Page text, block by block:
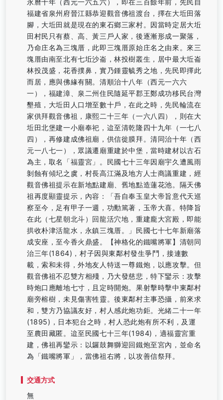
永曆十年（西元一六五六），即在三百餘年前，先民自
福建省泉州府晉江縣恭迎觀音佛祖渡台，擇在大坵田落
腳，大坵田就是現在的東石鄉三家村。因當時定居大坵
田村民只有蔡、高、黃三戶人家，後逐漸形成一聚落，
乃命庄名為三塊厝，此即三塊厝原始庄名之由來。來三
塊厝由南至北有七坵沙崙，林投樹叢生，居中最大坵崙
林投茂盛，花香撲鼻，實乃鍾靈毓秀之地，先民即擇此
而居，應與佛緣有關。清順治十八年（西元一六六
一），福建漳、泉二州住民隨延平郡王鄭成功移民台灣
墾殖，大坵田人口增至數十戶，在此之時，先民輪流在
家供拜觀音佛祖，康熙二十三年（一六八四），則在大
坵田北堡建一小廟奉祀，迨至清乾隆四十九年（一七八
四），再修建成佛祖廟，供信徙膜拜。清同治十年（西
元一八七一），眾議遷廟重建於中堡，當時建材以古石
為主，取名「福靈宮」。民國七十三年因廟宇久遭風雨
剝蝕有傾圮之虞，村長高江滿及地方人士商議重建，經
觀音佛祖提示在新地點建廟、舊地點造蓮花池。隔天佛
祖再度顯靈提示，內容：「吾自奉玉皇大帝旨意代天巡
察至今，足有甲子一週，功勳篤著，玉帝大喜。特降旨
在此（七星朝北斗）回龍活穴地，重建龐大宮殿，即能
拱收朴津活龍水，永鎮三塊厝。」民國七十七年新廟落
成安座，至今香火鼎盛。【神格化的鐵嘴將軍】清朝同
治三年(1864)，村子因與東鄰村發生爭鬥，接連數
載，索和未得，外地友人特送一尊鐵炮，以應攻擊。但
觀音佛祖不忍雙方相殘，乃大發慈悲，特下鑾示：攻擊
時炮口應離地七寸，且定時開炮。果射擊時擊中東鄰村
廟旁榕樹，未見傷害牲靈。後東鄰村主事恐攝，前來求
和，雙方乃協議友好，村人感此炮功鉅。光緒二十一年
(1895)，日本犯台之時，村人恐此炮有所不利，及運
至農田藏匿。迨至民國七十三年(1984)，適福靈宮重
建，佛祖再鑾示：以鑼鼓舞獅迎回鐵炮至宮內，並命名
為「鐵嘴將軍」，當佛祖右將，以攻善信祭拜。
交通方式
無